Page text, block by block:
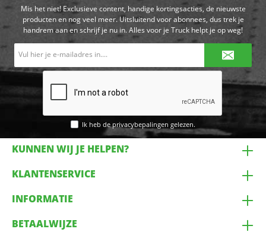
Mis het niet! Exclusieve content, handige kortingsacties, de nieuwste
producten en nog veel meer. Uitsluitend voor abonnees, dus trek je
handrem aan en schrijf je nu in. Alles voor je Truck helpt je op weg!
Ik heb deprivacybepalingen gelezen.
KUNNEN WIJ JE HELPEN?
KLANTENSERVICE
INFORMATIE
BETAALWIJZE